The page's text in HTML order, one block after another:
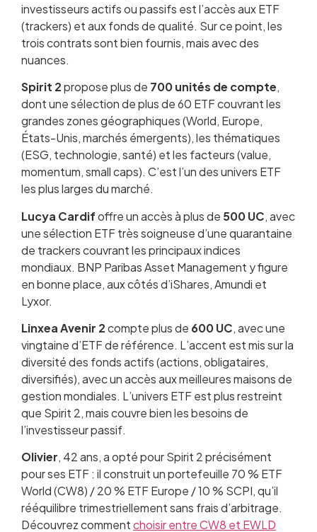
investisseurs actifs ou passifs est l’accès aux ETF
(trackers) et aux fonds de qualité. Sur ce point, les
trois contrats sont bien fournis, mais avec des
nuances.
Spirit 2propose plus de 700 unités de compte,
dont une sélection de plus de 60 ETF couvrant les
grandes zones géographiques (World, Europe,
États-Unis, marchés émergents), les thématiques
(ESG, technologie, santé) et les facteurs (value,
momentum, small caps). C’est l’un des univers ETF
les plus larges du marché.
Lucya Cardifoffre un accès à plus de 500 UC, avec
une sélection ETF très soigneuse d’une quarantaine
de trackers couvrant les principaux indices
mondiaux. BNP Paribas Asset Management y figure
en bonne place, aux côtés d’iShares, Amundi et
Lyxor.
Linxea Avenir 2compte plus de 600 UC, avec une
vingtaine d’ETF de référence. L’accent est mis sur la
diversité des fonds actifs (actions, obligataires,
diversifiés), avec un accès aux meilleures maisons de
gestion mondiales. L’univers ETF est plus restreint
que Spirit 2, mais couvre bien les besoins de
l’investisseur passif.
Olivier, 42 ans, a opté pour Spirit 2 précisément
pour ses ETF : il construit un portefeuille 70 % ETF
World (CW8) / 20 % ETF Europe / 10 % SCPI, qu’il
rééquilibre trimestriellement sans frais d’arbitrage.
Découvrez commentchoisir entre CW8 et EWLD